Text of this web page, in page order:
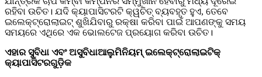
ରହିବା ଉଚିତ। ଯଦି କ୍ୟାପାସିଟରଟି କ୍ୱଚିତ୍ ବ୍ୟବହୃତ ହୁଏ, ତେବେ
ଇଲେକ୍ଟ୍ରୋଲାଇଟ୍ ଶୁଖିଯିବାରୁ ରକ୍ଷା କରିବା ପାଇଁ ଆପଣଙ୍କୁ ସମୟ
ସମୟରେ ଏଥିରେ ଏକ ଭୋଲଟେଜ ପ୍ରୟୋଗ କରିବା ଉଚିତ।
ଏହାର ସୁବିଧା ଏବଂ ଅସୁବିଧାଆଲୁମିନିୟମ୍ ଇଲେକ୍ଟ୍ରୋଲାଇଟିକ୍
କ୍ୟାପାସିଟରଗୁଡ଼ିକ